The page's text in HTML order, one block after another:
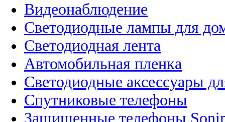
Видеонаблюдение
Светодиодные лампы для
Светодиодная лента
Автомобильная пленка
Светодиодные аксессуары
Спутниковые телефоны
Защищенные телефоны